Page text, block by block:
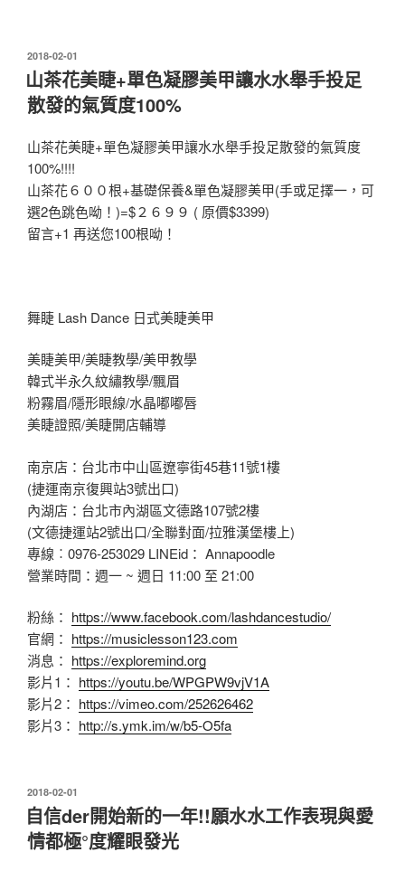
發
佈
於
2018-02-01
山茶花美睫+單色凝膠美甲讓水水舉手投足
散發的氣質度100%
山茶花美睫+單色凝膠美甲讓水水舉手投足散發的氣質度
100%!!!!
山茶花６００根+基礎保養&單色凝膠美甲(手或足擇一，可
選2色跳色呦！)=$２６９９ ( 原價$3399)
留言+1 再送您100根呦！
舞睫 Lash Dance 日式美睫美甲
美睫美甲/美睫教學/美甲教學
韓式半永久紋繡教學/飄眉
粉霧眉/隱形眼線/水晶嘟嘟唇
美睫證照/美睫開店輔導
南京店：台北市中山區遼寧街45巷11號1樓
(捷運南京復興站3號出口)
內湖店：台北市內湖區文德路107號2樓
(文德捷運站2號出口/全聯對面/拉雅漢堡樓上)
專線︰0976-253029 LINEid： Annapoodle
營業時間：週一 ~ 週日 11:00 至 21:00
粉絲： https://www.facebook.com/lashdancestudio/
官網： https://musiclesson123.com
消息： https://exploremind.org
影片1： https://youtu.be/WPGPW9vjV1A
影片2： https://vimeo.com/252626462
影片3： http://s.ymk.im/w/b5-O5fa
發
佈
於
2018-02-01
自信der開始新的一年!!願水水工作表現與愛
情都極°度耀眼發光